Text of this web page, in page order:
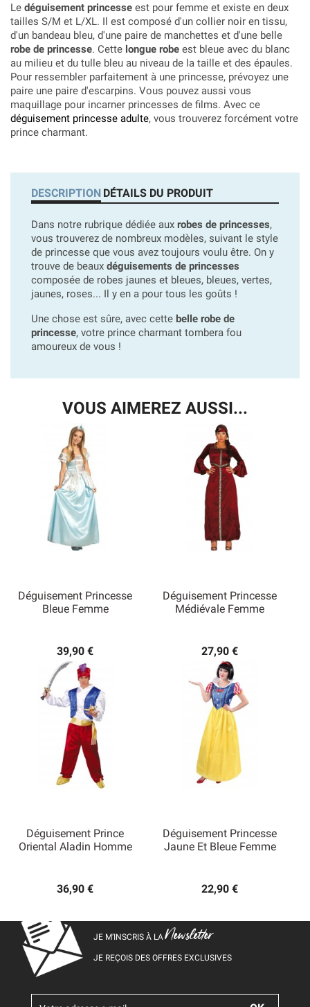
Le déguisement princesse est pour femme et existe en deux
tailles S/M et L/XL. Il est composé d'un collier noir en tissu,
d'un bandeau bleu, d'une paire de manchettes et d'une belle
robe de princesse. Cette longue robe est bleue avec du blanc
au milieu et du tulle bleu au niveau de la taille et des épaules.
Pour ressembler parfaitement à une princesse, prévoyez une
paire une paire d'escarpins. Vous pouvez aussi vous
maquillage pour incarner princesses de films. Avec ce
déguisement princesse adulte, vous trouverez forcément votre
prince charmant.
DESCRIPTION DÉTAILS DU PRODUIT
Dans notre rubrique dédiée aux robes de princesses,
vous trouverez de nombreux modèles, suivant le style
de princesse que vous avez toujours voulu être. On y
trouve de beaux déguisements de princesses
composée de robes jaunes et bleues, bleues, vertes,
jaunes, roses... Il y en a pour tous les goûts !
Une chose est sûre, avec cette belle robe de
princesse, votre prince charmant tombera fou
amoureux de vous !
VOUS AIMEREZ AUSSI...
Déguisement Princesse
Bleue Femme
39,90 €
Déguisement Princesse
Médiévale Femme
27,90 €
Déguisement Prince
Oriental Aladin Homme
36,90 €
Déguisement Princesse
Jaune Et Bleue Femme
22,90 €
JE M’INSCRIS À LANewsletter
JE REÇOIS DES OFFRES EXCLUSIVES